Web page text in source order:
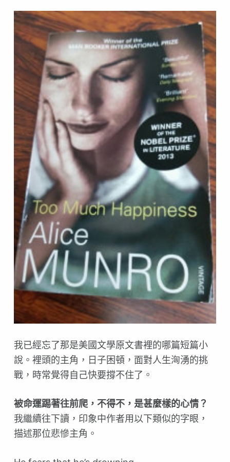
我已經忘了那是美國文學原文書裡的哪篇短篇小
說。裡頭的主角，日子困頓，面對人生洶湧的挑
戰，時常覺得自己快要撐不住了。
被命運踢著往前爬，不得不，是甚麼樣的心情？
我繼續往下讀，印象中作者用以下類似的字眼，
描述那位悲慘主角。